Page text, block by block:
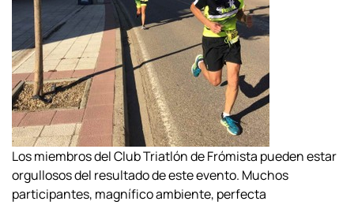
Los miembros del Club Triatlón de Frómista pueden estar
orgullosos del resultado de este evento. Muchos
participantes, magnífico ambiente, perfecta